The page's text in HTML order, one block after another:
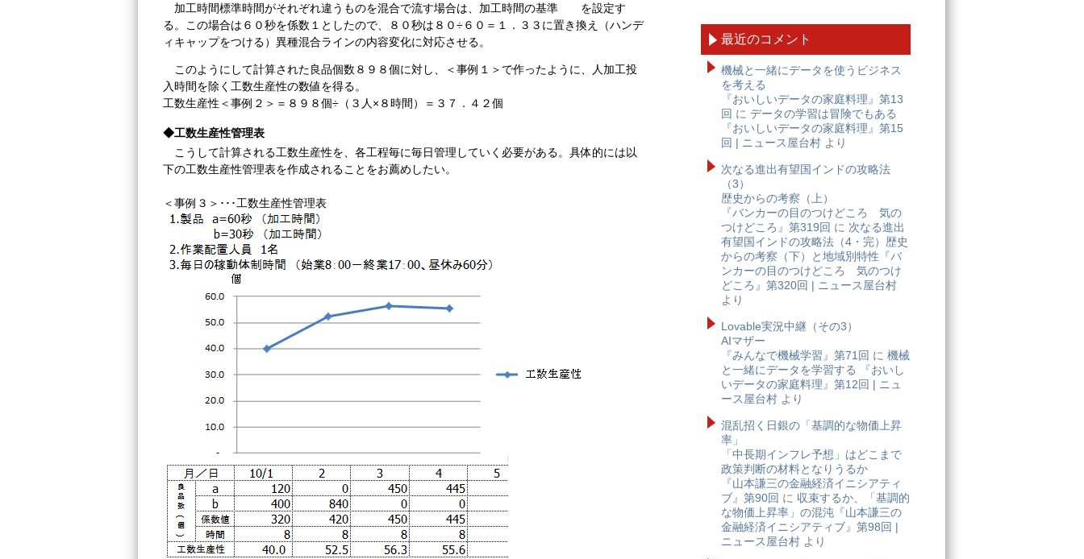
加工時間標準時間がそれぞれ違うものを混合で流す場合は、加工時間の基準 を設定す
る。この場合は６０秒を係数１としたので、８０秒は８０÷６０＝１．３３に置き換え（ハンデ
ィキャップをつける）異種混合ラインの内容変化に対応させる。
このようにして計算された良品個数８９８個に対し、＜事例１＞で作ったように、人加工投
入時間を除く工数生産性の数値を得る。
工数生産性＜事例２＞＝８９８個÷（３人×８時間）＝３７．４２個
◆工数生産性管理表
こうして計算される工数生産性を、各工程毎に毎日管理していく必要がある。具体的には以
下の工数生産性管理表を作成されることをお薦めしたい。
＜事例３＞･･･工数生産性管理表
最近のコメント
機械と一緒にデータを使うビジネス
を考える
『おいしいデータの家庭料理』第13
回 に データの学習は冒険でもある
『おいしいデータの家庭料理』第15
回 | ニュース屋台村 より
次なる進出有望国インドの攻略法
（3）
歴史からの考察（上）
『バンカーの目のつけどころ 気の
つけどころ』第319回 に 次なる進出
有望国インドの攻略法（4・完）歴史
からの考察（下）と地域別特性『バ
ンカーの目のつけどころ 気のつけ
どころ』第320回 | ニュース屋台村
より
Lovable実況中継（その3）
AIマザー
『みんなで機械学習』第71回 に 機械
と一緒にデータを学習する 『おいし
いデータの家庭料理』第12回 | ニュ
ース屋台村 より
混乱招く日銀の「基調的な物価上昇
率」
「中長期インフレ予想」はどこまで
政策判断の材料となりうるか
『山本謙三の金融経済イニシアティ
ブ』第90回 に 収束するか、「基調的
な物価上昇率」の混沌『山本謙三の
金融経済イニシアティブ』第98回 |
ニュース屋台村 より